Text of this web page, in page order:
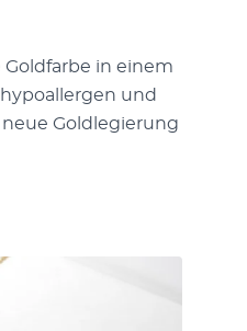
in einem
und
Goldlegierung